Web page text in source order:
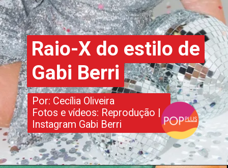
Por: Cecília Oliveira
Fotos e vídeos: Reprodução |
Instagram Gabi Berri
Raio-X do estilo de
Gabi Berri
Raio-X do estilo de
Gabi Berri